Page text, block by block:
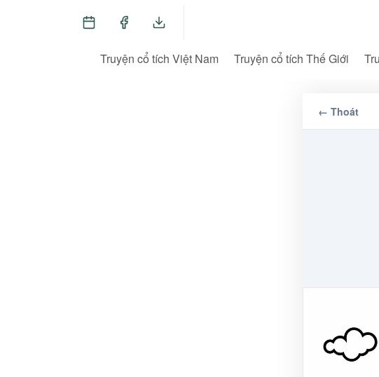
Truyện cổ tích Việt Nam Truyện cổ tích Thế Giới
← Thoát